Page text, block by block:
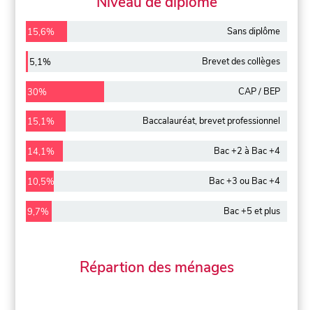
15,6% Sans diplôme
5,1% Brevet des collèges
30% CAP / BEP
15,1% Baccalauréat, brevet professionnel
14,1% Bac +2 à Bac +4
10,5% Bac +3 ou Bac +4
9,7% Bac +5 et plus
Répartion des ménages